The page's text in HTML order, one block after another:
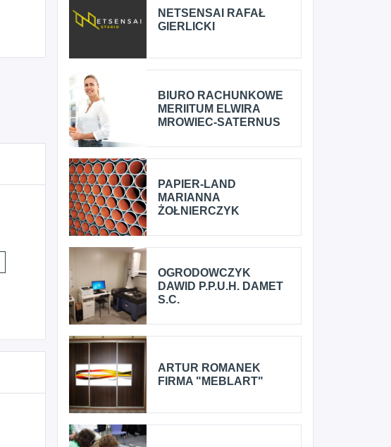
NETSENSAI RAFAŁ
GIERLICKI
BIURO RACHUNKOWE
MERIITUM ELWIRA
MROWIEC-SATERNUS
PAPIER-LAND
MARIANNA
ŻOŁNIERCZYK
OGRODOWCZYK
DAWID P.P.U.H. DAMET
S.C.
ARTUR ROMANEK
FIRMA "MEBLART"